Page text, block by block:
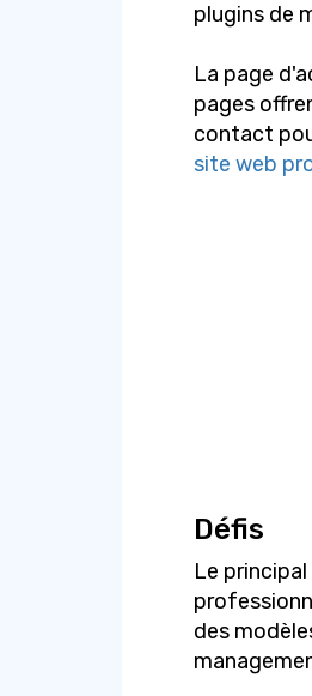
plugins de
La page
pages
contact
site web
Défis
Le
des